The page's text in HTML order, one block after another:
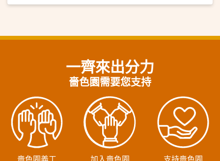
一齊來出分力
嗇色園需要您支持
嗇色園義工 加入嗇色園 支持嗇色園